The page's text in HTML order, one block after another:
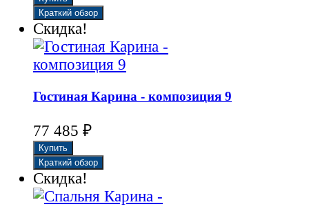
Скидка!
Гостиная Карина - композиция 9
77 485 ₽
Скидка!